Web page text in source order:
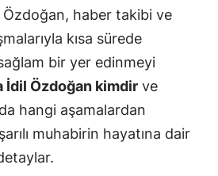
Özdoğan, haber takibi ve
kısa sürede
bir yer edinmeyi
İdil Özdoğan kimdir ve
hangi aşamalardan
muhabirin hayatına dair